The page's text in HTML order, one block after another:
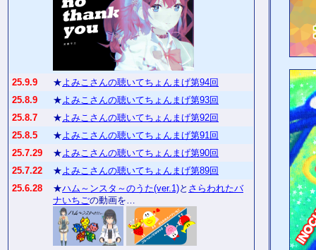
25.9.9 ★よみこさんの聴いてちょんまげ第94回
25.8.9
★よみこさんの聴いてちょんまげ第93回
25.8.7
★よみこさんの聴いてちょんまげ第92回
25.8.5
★よみこさんの聴いてちょんまげ第91回
25.7.29
★よみこさんの聴いてちょんまげ第90回
25.7.22
★よみこさんの聴いてちょんまげ第89回
25.6.28
★ハム～ンスタ～のうた(ver.1)と さらわれたバ
ナいちごの動画を…